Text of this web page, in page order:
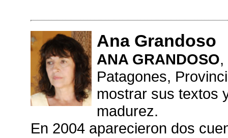
Ana Grandoso
ANA GRANDOSO,
Patagones,
mostrar sus textos
madurez.
En 2004 aparecieron dos